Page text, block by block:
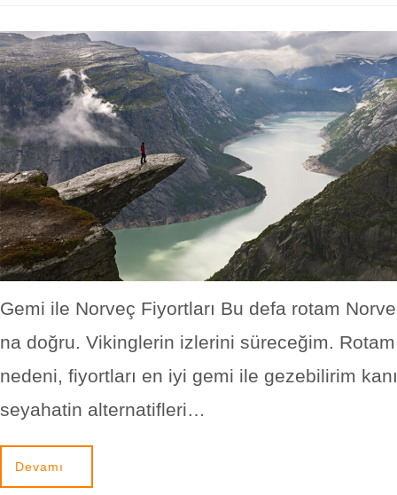
Gemi ile Norveç Fiyortları Bu defa rotam
na doğru. Vikinglerin izlerini süreceğim.
nedeni, fiyortları en iyi gemi ile gezebilirim
seyahatin alternatifleri…
Devamı